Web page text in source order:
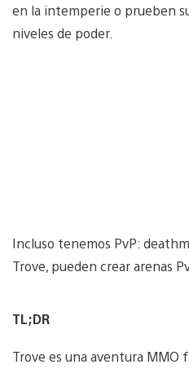
en la intemperie o prueben
niveles de poder.
Incluso tenemos PvP:
Trove, pueden crear arenas
TL;DR
Trove es una aventura MMO